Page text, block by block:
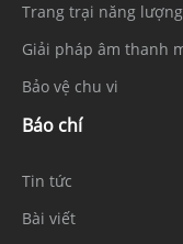
Trang trại năng
Giải pháp âm thanh
Bảo vệ chu vi
Báo chí
Tin tức
Bài viết